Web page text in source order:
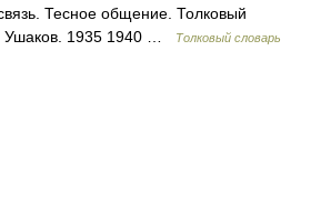
Тесное общение. Толковый
Ушаков. 1935 1940 …
Толковый словарь